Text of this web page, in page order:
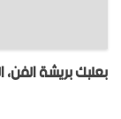
بعلبك بريشة الفن،